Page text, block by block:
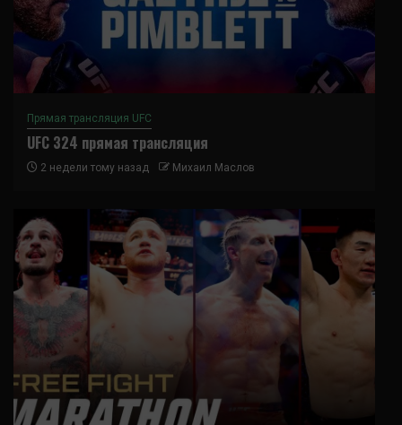
Прямая трансляция UFC
UFC 324 прямая трансляция
2 недели тому назад Михаил Маслов